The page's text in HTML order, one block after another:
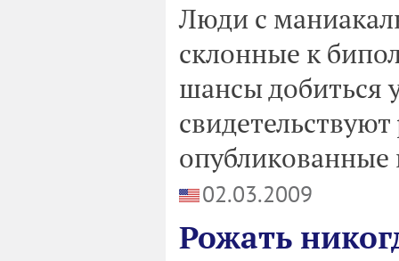
Люди с
склонные к
шансы добиться
опубликованные
02.03.2009
Рожать